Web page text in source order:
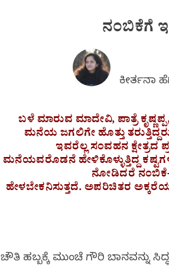
ನಂಬಿಕೆಗೆ
ಕೀರ್ತನಾ
ಬಳೆ ಮಾರುವ ಮಾದೇವಿ, ಪಾತ್ರೆ
ಮನೆಯ ಜಗಲಿಗೇ ಹೊತ್ತು
ಇವರೆಲ್ಲ ಸಂವಹನ ಕ್ಷೇತ್ರದ
ಮನೆಯವರೊಡನೆ ಹೇಳಿಕೊಳ್ಳುತ್ತಿದ್ದ
ನೋಡಿದರೆ ನಂಬಿಕೆ-
ಹೇಳಬೇಕನಿಸುತ್ತದೆ. ಅಪರಿಚಿತರ
ಚೌತಿ ಹಬ್ಬಕ್ಕೆ ಮುಂಚೆ ಗೌರಿ ಬಾಗಿನವನ್ನು